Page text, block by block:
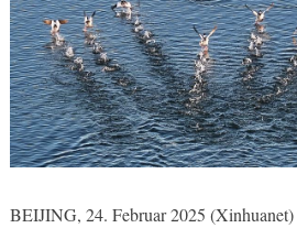
BEIJING, 24. Februar 2025